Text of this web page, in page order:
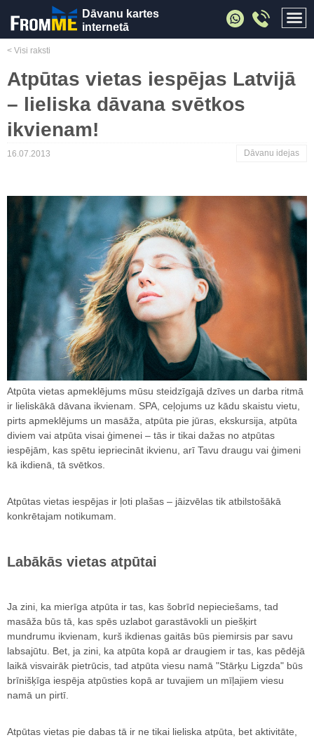
Dāvanu kartes
internetā
< Visi raksti
Atpūtas vietas iespējas Latvijā
– lieliska dāvana svētkos
ikvienam!
16.07.2013 Dāvanu idejas
Atpūta vietas apmeklējums mūsu steidzīgajā dzīves un darba ritmā
ir lieliskākā dāvana ikvienam. SPA, ceļojums uz kādu skaistu vietu,
pirts apmeklējums un masāža, atpūta pie jūras, ekskursija, atpūta
diviem vai atpūta visai ģimenei – tās ir tikai dažas no atpūtas
iespējām, kas spētu iepriecināt ikvienu, arī Tavu draugu vai ģimeni
kā ikdienā, tā svētkos.
Atpūtas vietas iespējas ir ļoti plašas – jāizvēlas tik atbilstošākā
konkrētajam notikumam.
Labākās vietas atpūtai
Ja zini, ka mierīga atpūta ir tas, kas šobrīd nepieciešams, tad
masāža būs tā, kas spēs uzlabot garastāvokli un piešķirt
mundrumu ikvienam, kurš ikdienas gaitās būs piemirsis par savu
labsajūtu. Bet, ja zini, ka atpūta kopā ar draugiem ir tas, kas pēdējā
laikā visvairāk pietrūcis, tad atpūta viesu namā "Stārķu Ligzda" būs
brīnišķīga iespēja atpūsties kopā ar tuvajiem un mīļajiem viesu
namā un pirtī.
Atpūtas vietas pie dabas tā ir ne tikai lieliska atpūta, bet aktivitāte,